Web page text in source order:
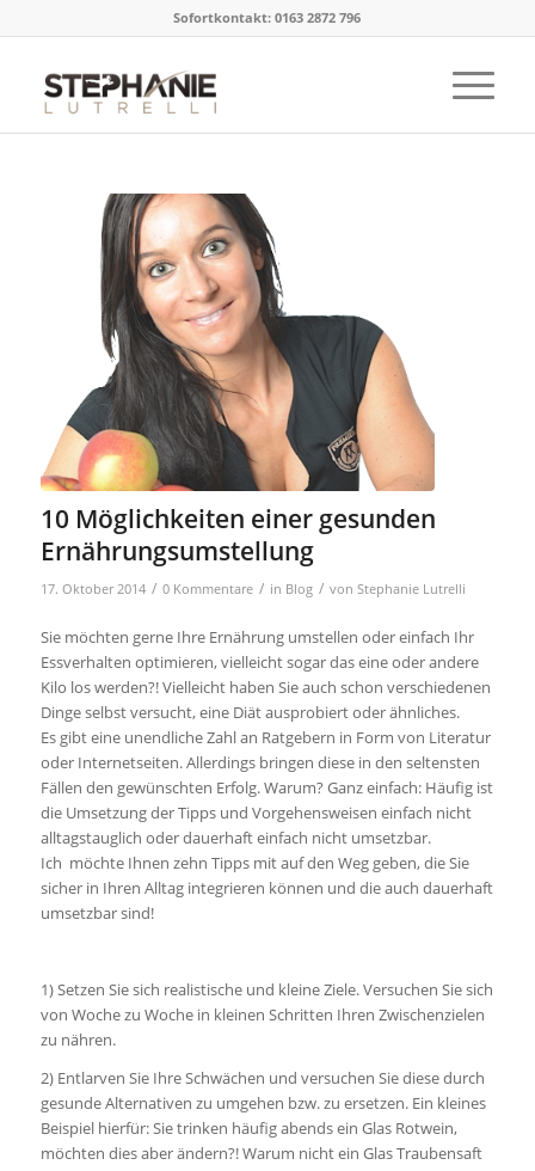
Sofortkontakt: 0163 2872 796
10 Möglichkeiten einer gesunden
Ernährungsumstellung
17. Oktober 2014 / 0 Kommentare / in Blog / von Stephanie Lutrelli
Sie möchten gerne Ihre Ernährung umstellen oder einfach Ihr
Essverhalten optimieren, vielleicht sogar das eine oder andere
Kilo los werden?! Vielleicht haben Sie auch schon verschiedenen
Dinge selbst versucht, eine Diät ausprobiert oder ähnliches.
Es gibt eine unendliche Zahl an Ratgebern in Form von Literatur
oder Internetseiten. Allerdings bringen diese in den seltensten
Fällen den gewünschten Erfolg. Warum? Ganz einfach: Häufig ist
die Umsetzung der Tipps und Vorgehensweisen einfach nicht
alltagstauglich oder dauerhaft einfach nicht umsetzbar.
Ich möchte Ihnen zehn Tipps mit auf den Weg geben, die Sie
sicher in Ihren Alltag integrieren können und die auch dauerhaft
umsetzbar sind!
1) Setzen Sie sich realistische und kleine Ziele. Versuchen Sie sich
von Woche zu Woche in kleinen Schritten Ihren Zwischenzielen
zu nähren.
2) Entlarven Sie Ihre Schwächen und versuchen Sie diese durch
gesunde Alternativen zu umgehen bzw. zu ersetzen. Ein kleines
Beispiel hierfür: Sie trinken häufig abends ein Glas Rotwein,
möchten dies aber ändern?! Warum nicht ein Glas Traubensaft